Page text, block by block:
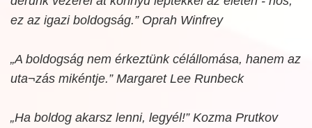
ez az igazi boldogság.” Oprah Winfrey
„A boldogság nem érkeztünk célállomása, hanem az
uta¬zás mikéntje.” Margaret Lee Runbeck
„Ha boldog akarsz lenni, legyél!” Kozma Prutkov